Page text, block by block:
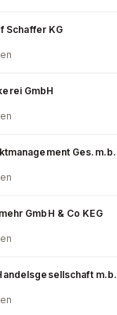
Schaffer KG
GmbH
GmbH & Co KEG